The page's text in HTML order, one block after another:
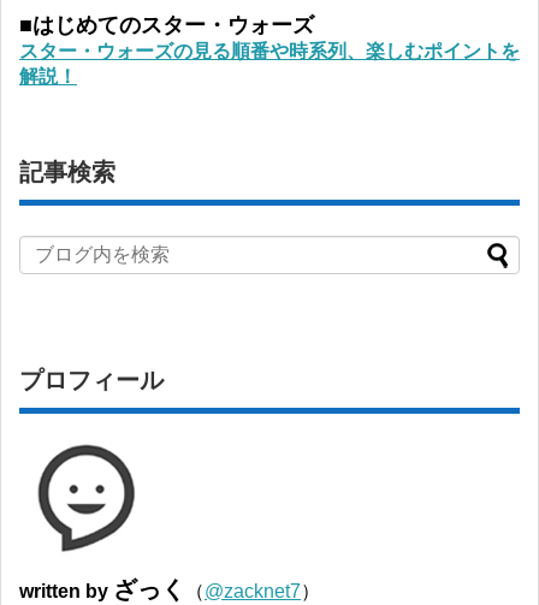
■はじめてのスター・ウォーズ
スター・ウォーズの見る順番や時系列、楽しむポイントを
解説！
記事検索
プロフィール
written by ざっく （@zacknet7）